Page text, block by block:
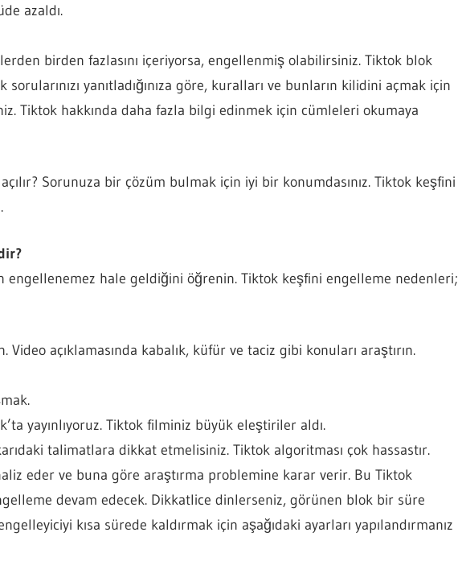
azaldı.
birden fazlasını içeriyorsa, engellenmiş olabilirsiniz. Tiktok blok
sorularınızı yanıtladığınıza göre, kuralları ve bunların kilidini açmak için
Tiktok hakkında daha fazla bilgi edinmek için cümleleri okumaya
Sorunuza bir çözüm bulmak için iyi bir konumdasınız. Tiktok keşfini
engellenemez hale geldiğini öğrenin. Tiktok keşfini engelleme nedenleri;
açıklamasında kabalık, küfür ve taciz gibi konuları araştırın.
yayınlıyoruz. Tiktok filminiz büyük eleştiriler aldı.
talimatlara dikkat etmelisiniz. Tiktok algoritması çok hassastır.
eder ve buna göre araştırma problemine karar verir. Bu Tiktok
devam edecek. Dikkatlice dinlerseniz, görünen blok bir süre
kısa sürede kaldırmak için aşağıdaki ayarları yapılandırmanız